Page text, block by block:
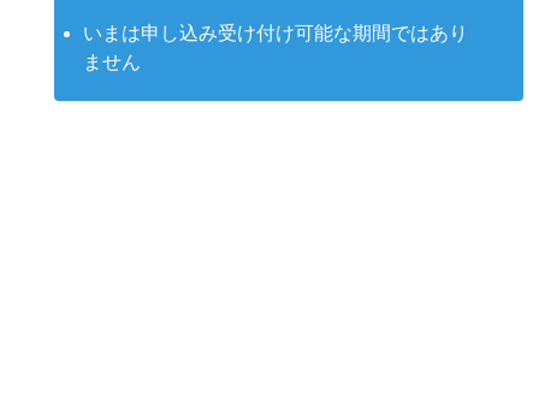
いまは申し込み受け付け可能な期間ではあり
ません